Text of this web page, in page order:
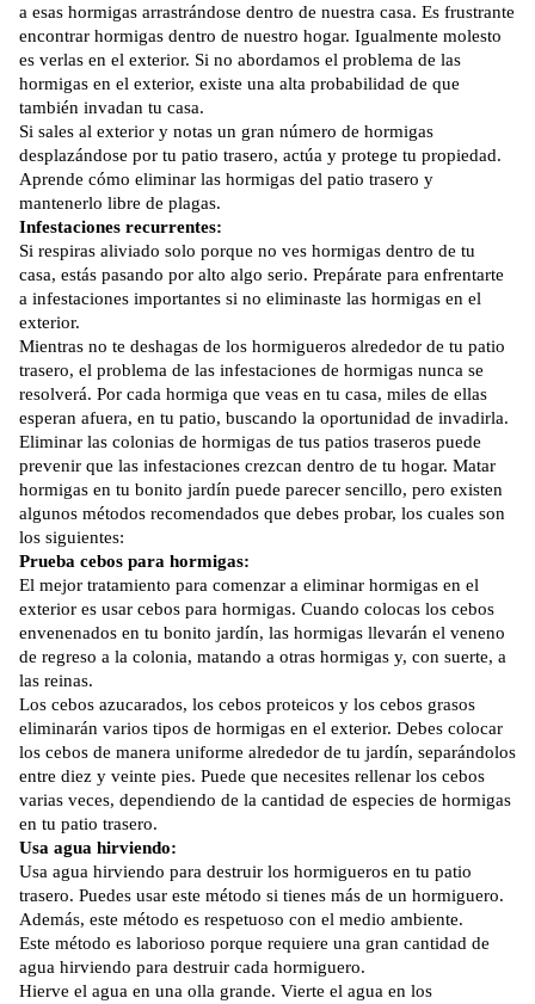
a esas hormigas arrastrándose dentro de nuestra casa. Es frustrante
encontrar hormigas dentro de nuestro hogar. Igualmente molesto
es verlas en el exterior. Si no abordamos el problema de las
hormigas en el exterior, existe una alta probabilidad de que
también invadan tu casa.
Si sales al exterior y notas un gran número de hormigas
desplazándose por tu patio trasero, actúa y protege tu propiedad.
Aprende cómo eliminar las hormigas del patio trasero y
mantenerlo libre de plagas.
Infestaciones recurrentes:
Si respiras aliviado solo porque no ves hormigas dentro de tu
casa, estás pasando por alto algo serio. Prepárate para enfrentarte
a infestaciones importantes si no eliminaste las hormigas en el
exterior.
Mientras no te deshagas de los hormigueros alrededor de tu patio
trasero, el problema de las infestaciones de hormigas nunca se
resolverá. Por cada hormiga que veas en tu casa, miles de ellas
esperan afuera, en tu patio, buscando la oportunidad de invadirla.
Eliminar las colonias de hormigas de tus patios traseros puede
prevenir que las infestaciones crezcan dentro de tu hogar. Matar
hormigas en tu bonito jardín puede parecer sencillo, pero existen
algunos métodos recomendados que debes probar, los cuales son
los siguientes:
Prueba cebos para hormigas:
El mejor tratamiento para comenzar a eliminar hormigas en el
exterior es usar cebos para hormigas. Cuando colocas los cebos
envenenados en tu bonito jardín, las hormigas llevarán el veneno
de regreso a la colonia, matando a otras hormigas y, con suerte, a
las reinas.
Los cebos azucarados, los cebos proteicos y los cebos grasos
eliminarán varios tipos de hormigas en el exterior. Debes colocar
los cebos de manera uniforme alrededor de tu jardín, separándolos
entre diez y veinte pies. Puede que necesites rellenar los cebos
varias veces, dependiendo de la cantidad de especies de hormigas
en tu patio trasero.
Usa agua hirviendo:
Usa agua hirviendo para destruir los hormigueros en tu patio
trasero. Puedes usar este método si tienes más de un hormiguero.
Además, este método es respetuoso con el medio ambiente.
Este método es laborioso porque requiere una gran cantidad de
agua hirviendo para destruir cada hormiguero.
Hierve el agua en una olla grande. Vierte el agua en los